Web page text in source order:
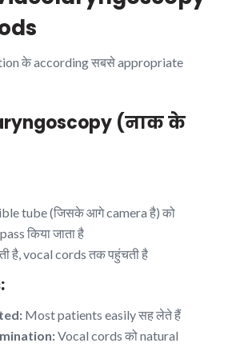
के according सबसे appropriate
(नाक के
tube (जिसके आगे camera है) को
किया जाता है
है, vocal cords तक पहुंचती है
Most patients easily सह लेते हैं
Vocal cords को natural